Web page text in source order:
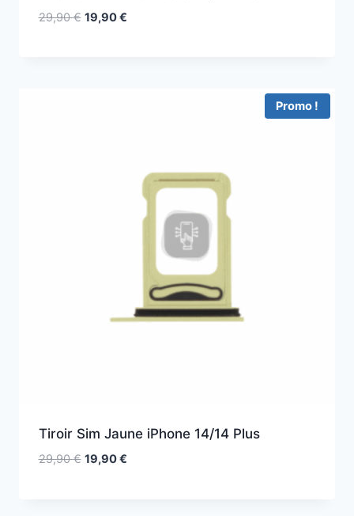
29,90€ 19,90€
Promo !
Tiroir Sim Jaune iPhone 14/14 Plus
29,90€ 19,90€